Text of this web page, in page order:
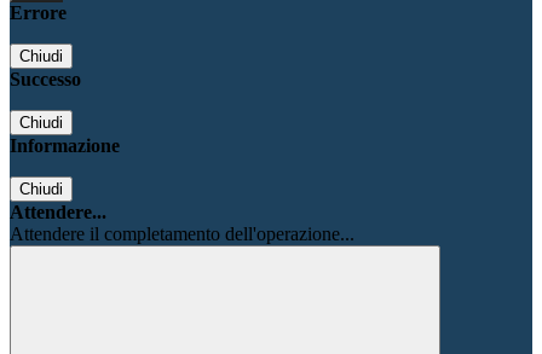
Errore
Chiudi
Successo
Chiudi
Informazione
Chiudi
Attendere...
Attendere il completamento dell'operazione...